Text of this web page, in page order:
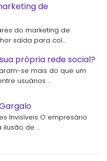
de
do marketing de
saída para col…
própria rede social?
se mais do que um
usuários …
Invisíveis O empresário
de …